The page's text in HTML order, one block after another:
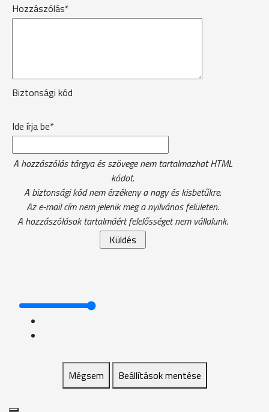
Hozzászólás*
Biztonsági kód
Ide írja be*
A hozzászólás tárgya és szövege nem tartalmazhat HTML
kódot.
A biztonsági kód nem érzékeny a nagy és kisbetűkre.
Az e-mail cím nem jelenik meg a nyilvános felületen.
A hozzászólások tartalmáért felelősséget nem vállalunk.
Mégsem Beállítások mentése